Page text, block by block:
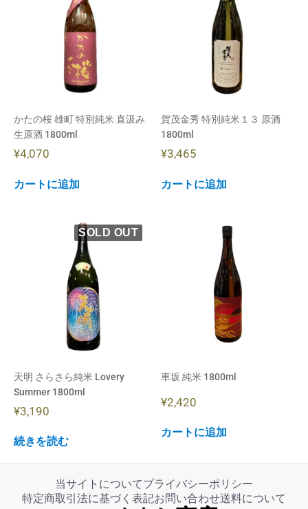
かたの桜 雄町 特別純米 直汲み
生原酒 1800ml
¥4,070
カートに追加
賀茂金秀 特別純米１３ 原酒
1800ml
¥3,465
カートに追加
天明 さらさら純米 Lovery
Summer 1800ml
¥3,190
続きを読む
車坂 純米 1800ml
¥2,420
カートに追加
当サイトについてプライバシーポリシー
特定商取引法に基づく表記お問い合わせ送料について